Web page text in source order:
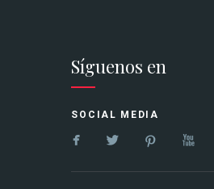
Síguenos en
SOCIAL MEDIA
   